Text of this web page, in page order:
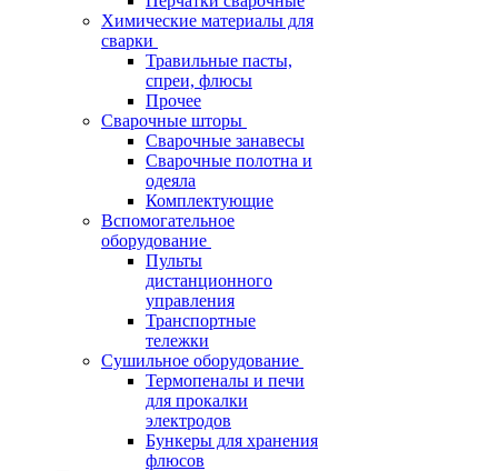
Химические материалы для
сварки
Травильные пасты,
спреи, флюсы
Прочее
Сварочные шторы
Сварочные занавесы
Сварочные полотна и
одеяла
Комплектующие
Вспомогательное
оборудование
Пульты
дистанционного
управления
Транспортные
тележки
Сушильное оборудование
Термопеналы и печи
для прокалки
электродов
Бункеры для хранения
флюсов